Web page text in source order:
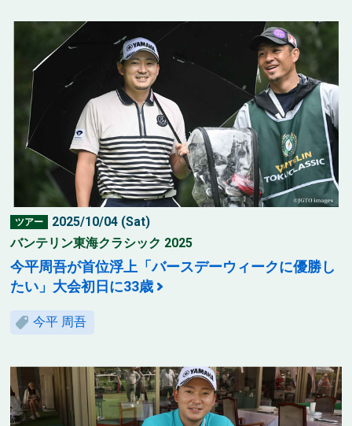
ツアー
2025/10/04 (Sat)
バンテリン東海クラシック 2025
今平周吾が首位浮上「バースデーウィークに優勝し
たい」大会初日に33歳
今平 周吾